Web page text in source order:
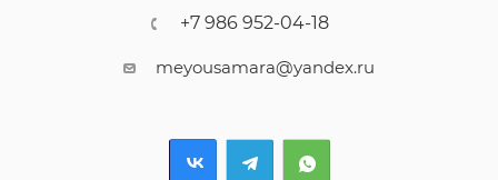
+7 986 952-04-18
meyousamara@yandex.ru